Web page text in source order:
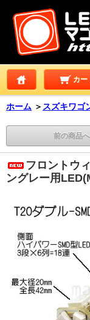
カー
ホーム ＞ スズキワゴ
前の商品へ
フロントウ
ングレー用